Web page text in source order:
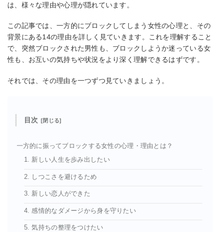
は、様々な理由や心理が隠れています。
この記事では、一方的にブロックしてしまう女性の心理と、その
背景にある14の理由を詳しく見ていきます。これを理解すること
で、突然ブロックされた男性も、ブロックしようか迷っている女
性も、お互いの気持ちや状況をより深く理解できるはずです。
それでは、その理由を一つずつ見ていきましょう。
目次
一方的に振ってブロックする女性の心理・理由とは？
1. 新しい人生を歩み出したい
2. しつこさを避けるため
3. 新しい恋人ができた
4. 感情的なダメージから身を守りたい
5. 気持ちの整理をつけたい